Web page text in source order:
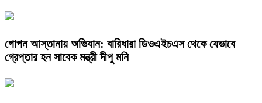
গোপন আস্তানায় অভিযান: বারিধারা ডিওএইচএস থেকে যেভাবে
গ্রেপ্তার হন সাবেক মন্ত্রী দীপু মনি